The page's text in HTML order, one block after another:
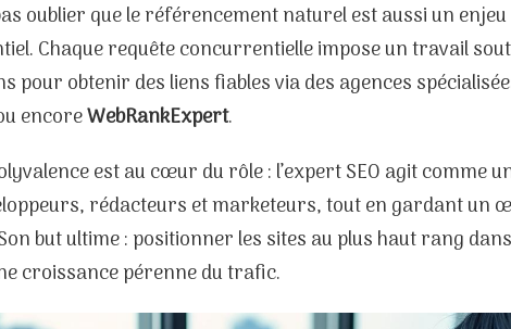
oublier que le référencement naturel est aussi un
Chaque requête concurrentielle impose un travail
pour obtenir des liens fiables via des agences
encoreWebRankExpert.
est au cœur du rôle : l’expert SEO agit comme
rédacteurs et marketeurs, tout en gardant un
but ultime : positionner les sites au plus haut rang
croissance pérenne du trafic.